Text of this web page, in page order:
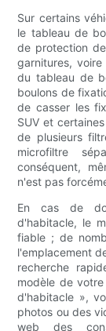
Sur certains
le tableau de
de protection
garnitures,
du tableau de
boulons de
de casser les
SUV et
de plusieurs
microfiltre
conséquent,
n'est pas
En cas de
d'habitacle, le
fiable ; de
l'emplacement
recherche
modèle de
d'habitacle »,
photos ou des
web des